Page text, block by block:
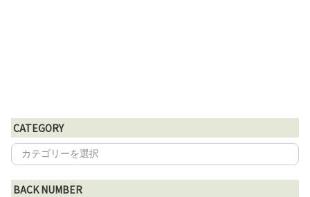
CATEGORY
BACK NUMBER